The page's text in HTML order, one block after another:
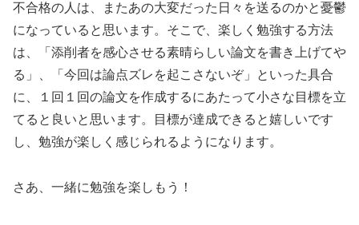
不合格の人は、またあの大変だった日々を送るのかと憂鬱
になっていると思います。そこで、楽しく勉強する方法
は、「添削者を感心させる素晴らしい論文を書き上げてや
る」、「今回は論点ズレを起こさないぞ」といった具合
に、１回１回の論文を作成するにあたって小さな目標を立
てると良いと思います。目標が達成できると嬉しいです
し、勉強が楽しく感じられるようになります。
さあ、一緒に勉強を楽しもう！